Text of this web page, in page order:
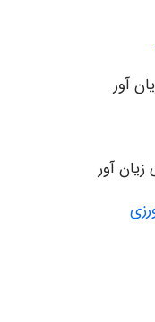
آور
آور